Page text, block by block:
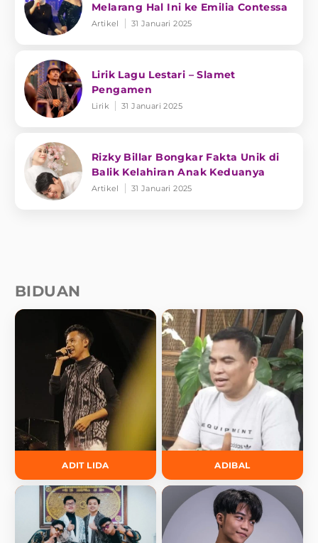
Melarang Hal Ini ke Emilia Contessa
Artikel 31 Januari 2025
Lirik Lagu Lestari – Slamet
Pengamen
Lirik 31 Januari 2025
Rizky Billar Bongkar Fakta Unik di
Balik Kelahiran Anak Keduanya
Artikel 31 Januari 2025
BIDUAN
ADIT LIDA ADIBAL